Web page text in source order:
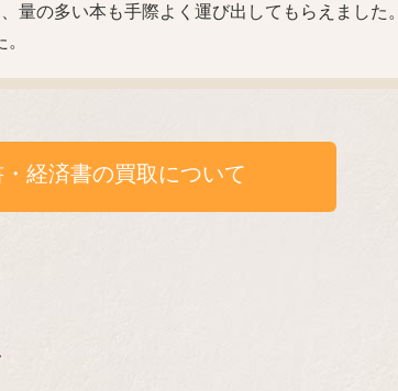
量の多い本も手際よく運び出してもらえました。
経済書の買取について